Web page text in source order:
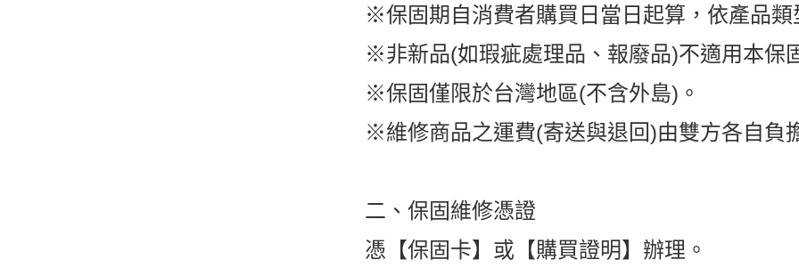
※保固期自消費者購買日當日起算，依產品類
※非新品(如瑕疵處理品、報廢品)不適用本保
※保固僅限於台灣地區(不含外島)。
※維修商品之運費(寄送與退回)由雙方各自負
二、保固維修憑證
憑【保固卡】或【購買證明】辦理。